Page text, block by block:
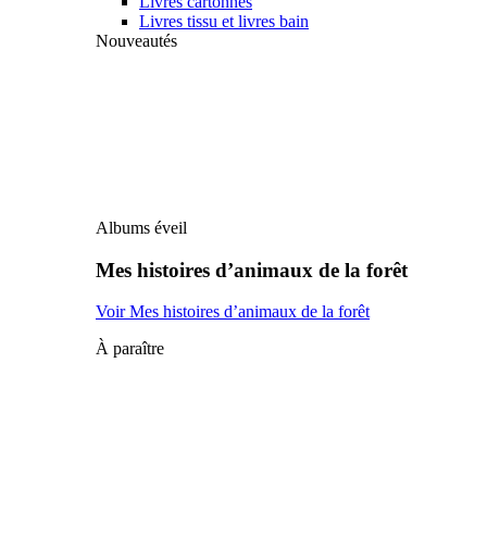
Livres tissu et livres bain
Nouveautés
Albums éveil
Mes histoires d’animaux de la forêt
Voir Mes histoires d’animaux de la forêt
À paraître